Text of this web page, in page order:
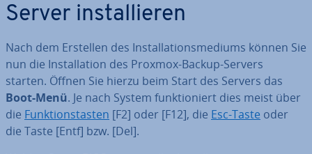
Server in­stal­lie­ren
Nach dem Erstellen des In­stal­la­ti­ons­me­di­ums können Sie
nun die In­stal­la­ti­on des Proxmox-Backup-Servers
starten. Öffnen Sie hierzu beim Start des Servers das
Boot-Menü. Je nach System funk­tio­niert dies meist über
die Funk­ti­ons­tas­ten [F2] oder [F12], die Esc-Taste oder
die Taste [Entf] bzw. [Del].